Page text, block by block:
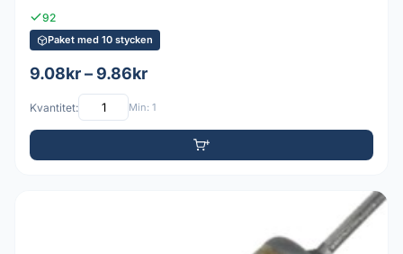
92
Paket med 10 stycken
9.08kr – 9.86kr
Kvantitet: Min: 1